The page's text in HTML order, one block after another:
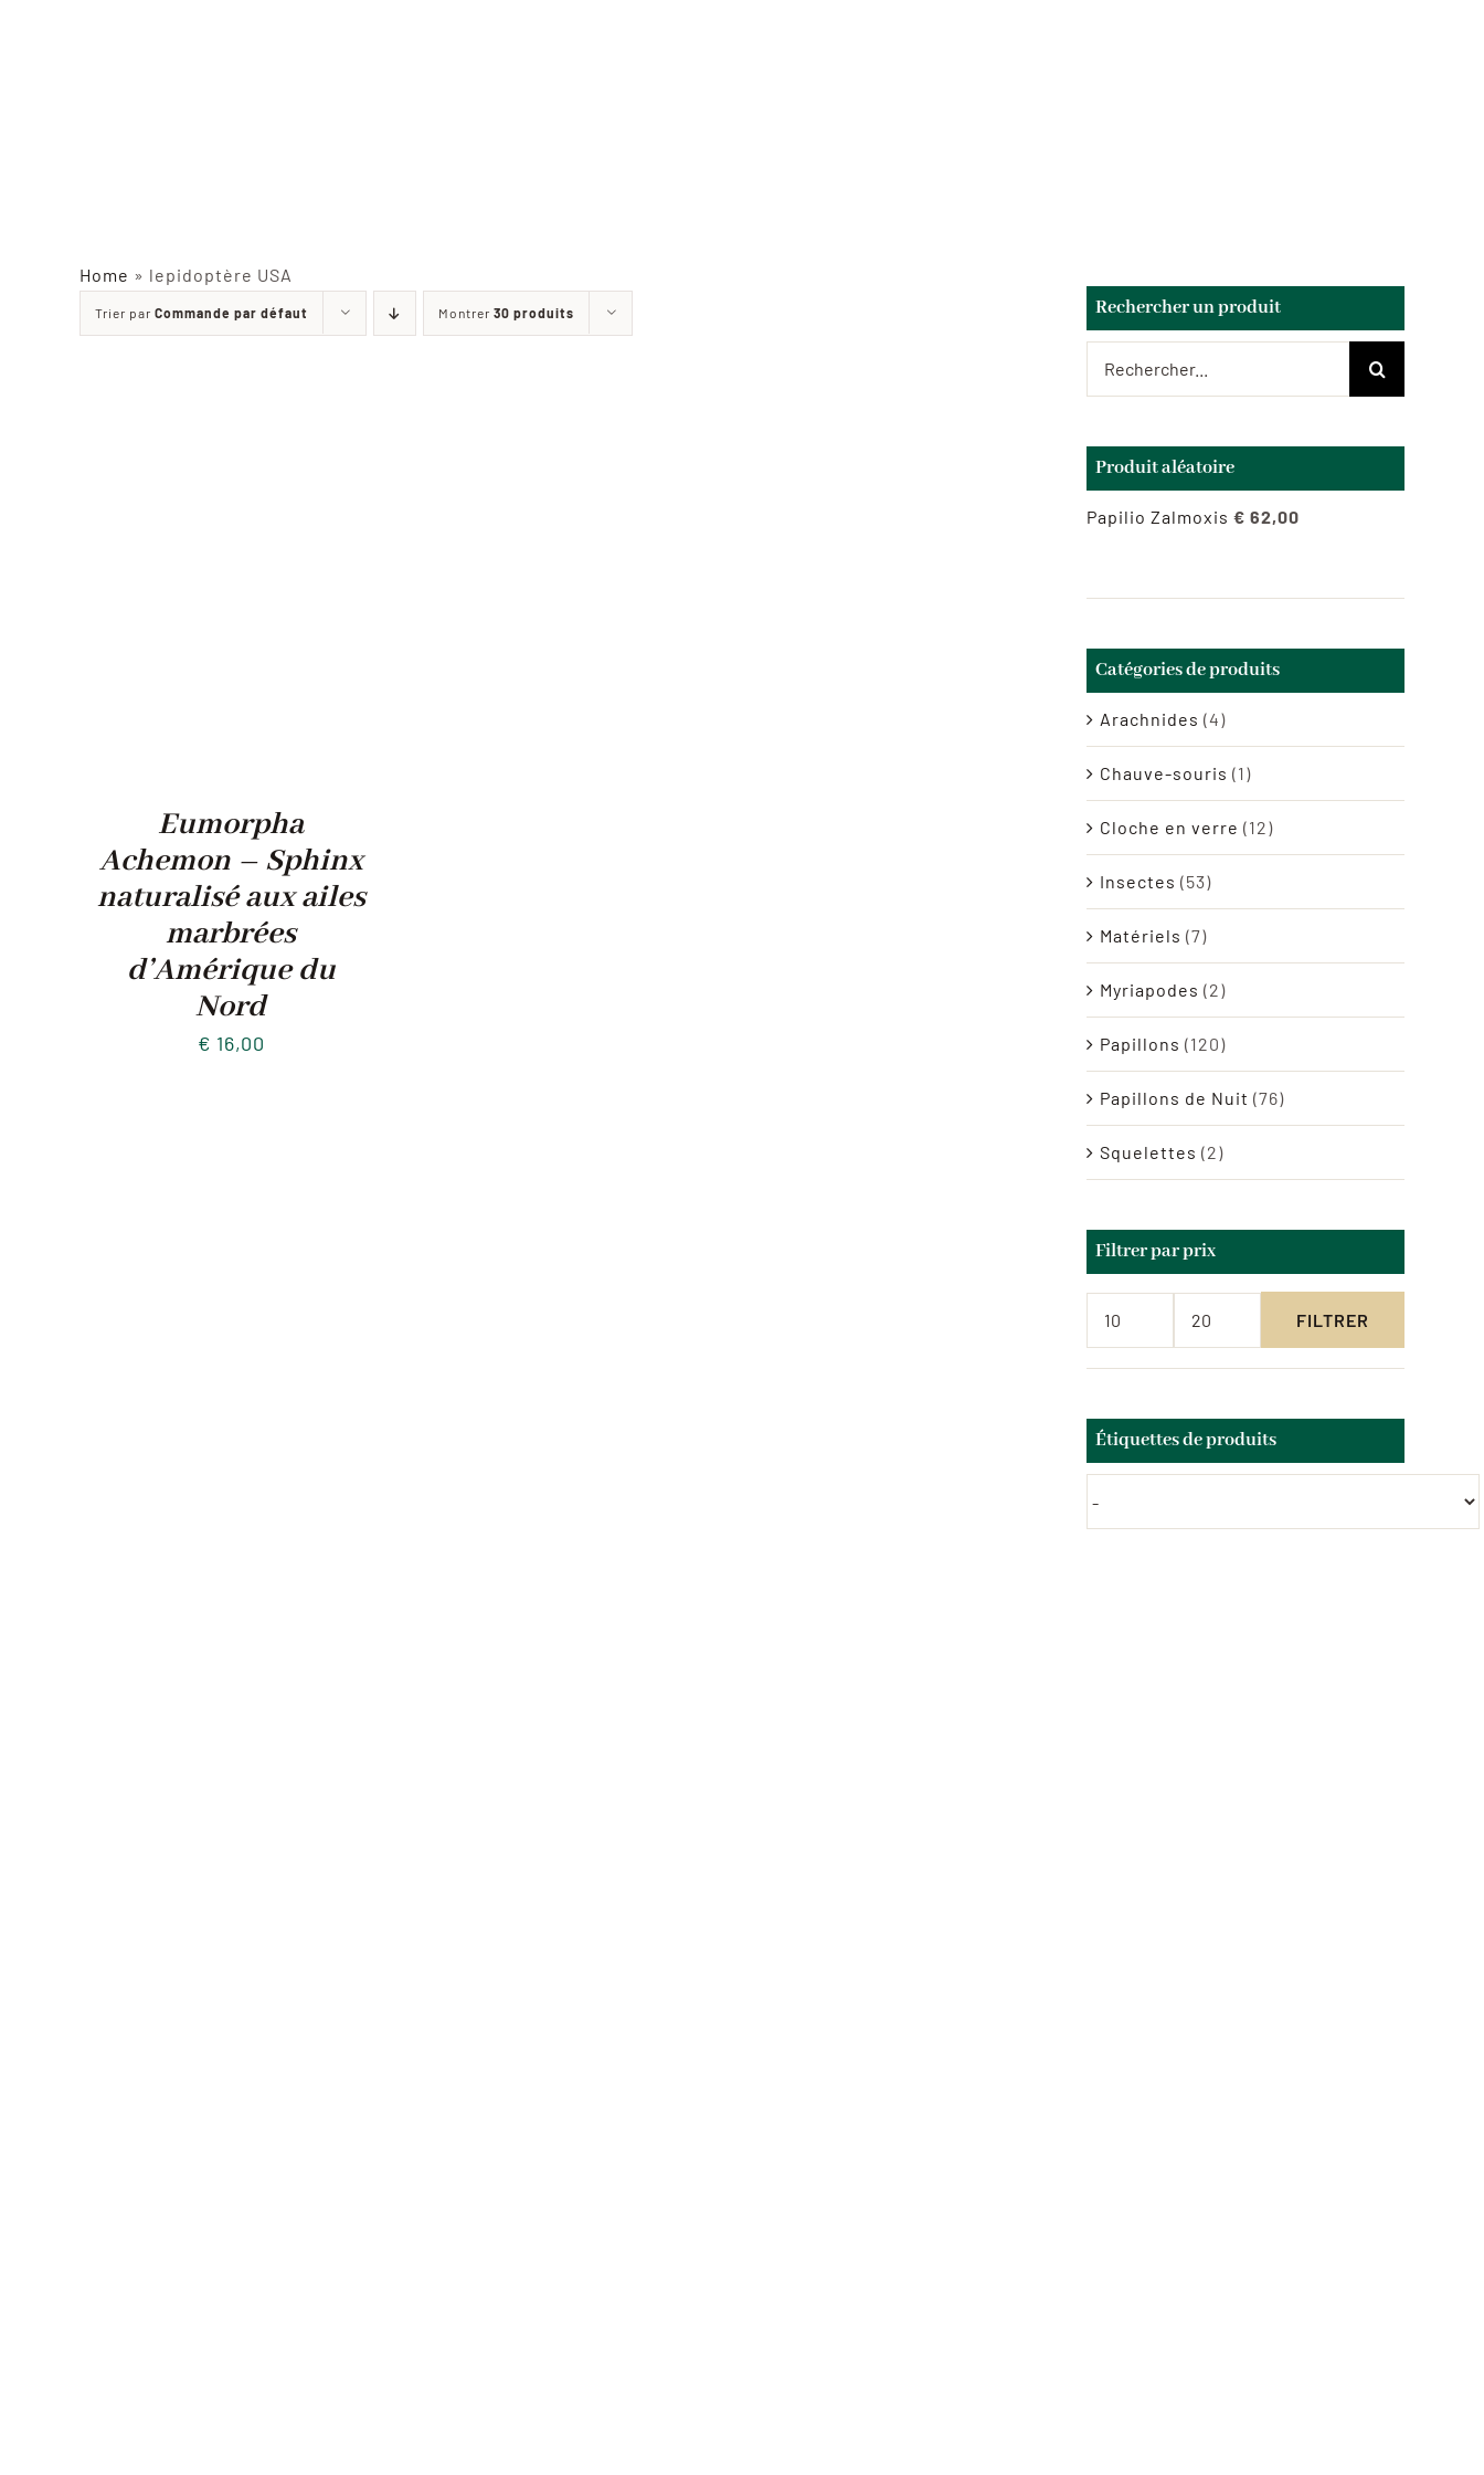
Home » lepidoptère USA
Trier par Commande par défaut Montrer 30 produits
Eumorpha
Achemon – Sphinx
naturalisé aux ailes
marbrées
d’Amérique du
Nord
€ 16,00
Rechercher un produit
Produit aléatoire
Papilio Zalmoxis € 62,00
Catégories de produits
Arachnides (4)
Chauve-souris (1)
Cloche en verre (12)
Insectes (53)
Matériels (7)
Myriapodes (2)
Papillons (120)
Papillons de Nuit (76)
Squelettes (2)
Filtrer par prix
Prix
min
Prix
max
FILTRER
Étiquettes de produits